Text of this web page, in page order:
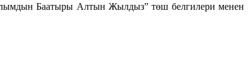
Баатыры Алтын Жылдыз” төш белгилери менен